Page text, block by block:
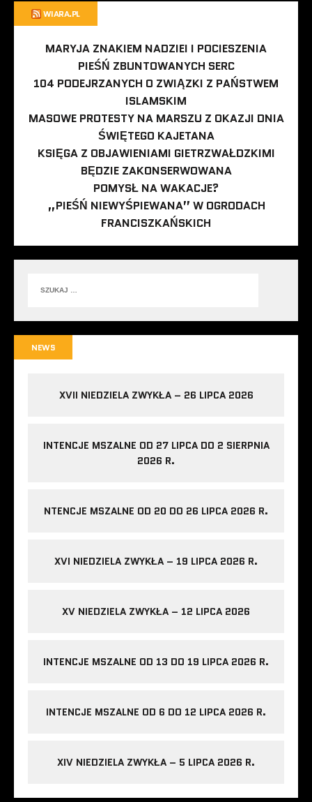
WIARA.PL
MARYJA ZNAKIEM NADZIEI I POCIESZENIA
PIEŚŃ ZBUNTOWANYCH SERC
104 PODEJRZANYCH O ZWIĄZKI Z PAŃSTWEM
ISLAMSKIM
MASOWE PROTESTY NA MARSZU Z OKAZJI DNIA
ŚWIĘTEGO KAJETANA
KSIĘGA Z OBJAWIENIAMI GIETRZWAŁDZKIMI
BĘDZIE ZAKONSERWOWANA
POMYSŁ NA WAKACJE?
„PIEŚŃ NIEWYŚPIEWANA” W OGRODACH
FRANCISZKAŃSKICH
NEWS
XVII NIEDZIELA ZWYKŁA – 26 LIPCA 2026
INTENCJE MSZALNE OD 27 LIPCA DO 2 SIERPNIA
2026 R.
NTENCJE MSZALNE OD 20 DO 26 LIPCA 2026 R.
XVI NIEDZIELA ZWYKŁA – 19 LIPCA 2026 R.
XV NIEDZIELA ZWYKŁA – 12 LIPCA 2026
INTENCJE MSZALNE OD 13 DO 19 LIPCA 2026 R.
INTENCJE MSZALNE OD 6 DO 12 LIPCA 2026 R.
XIV NIEDZIELA ZWYKŁA – 5 LIPCA 2026 R.